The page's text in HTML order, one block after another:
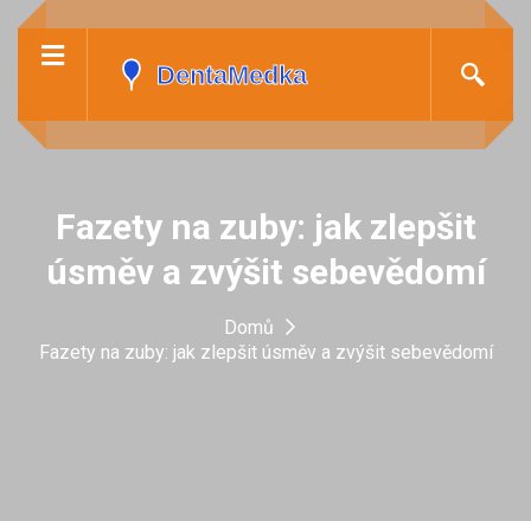
Fazety na zuby: jak zlepšit
úsměv a zvýšit sebevědomí
Domů
Fazety na zuby: jak zlepšit úsměv a zvýšit sebevědomí